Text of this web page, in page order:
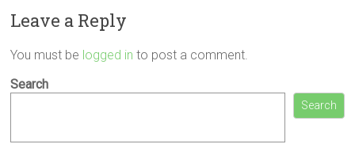
Leave a Reply
You must be logged in to post a comment.
Search
Search